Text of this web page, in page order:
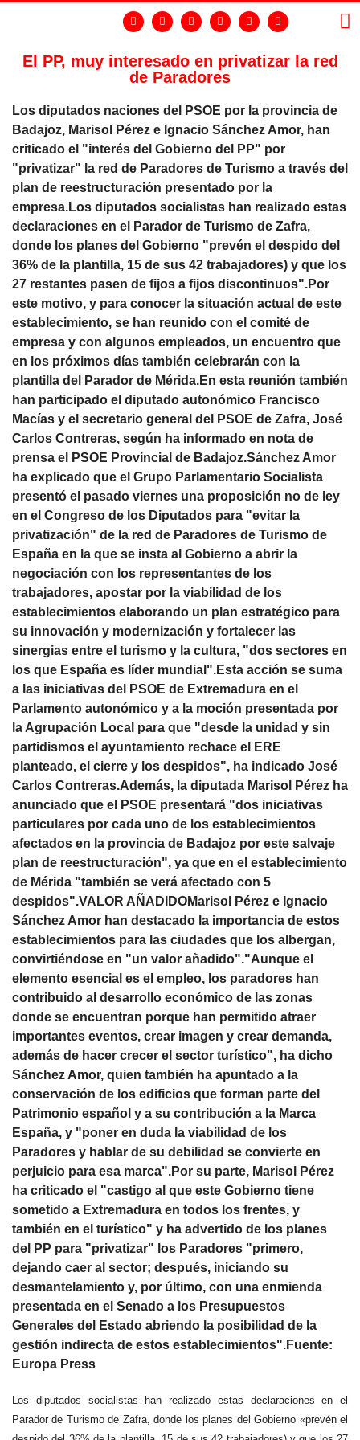
El PP, muy interesado en privatizar la red
de Paradores
Los diputados naciones del PSOE por la provincia de
Badajoz, Marisol Pérez e Ignacio Sánchez Amor, han
criticado el "interés del Gobierno del PP" por
"privatizar" la red de Paradores de Turismo a través del
plan de reestructuración presentado por la
empresa.Los diputados socialistas han realizado estas
declaraciones en el Parador de Turismo de Zafra,
donde los planes del Gobierno "prevén el despido del
36% de la plantilla, 15 de sus 42 trabajadores) y que los
27 restantes pasen de fijos a fijos discontinuos".Por
este motivo, y para conocer la situación actual de este
establecimiento, se han reunido con el comité de
empresa y con algunos empleados, un encuentro que
en los próximos días también celebrarán con la
plantilla del Parador de Mérida.En esta reunión también
han participado el diputado autonómico Francisco
Macías y el secretario general del PSOE de Zafra, José
Carlos Contreras, según ha informado en nota de
prensa el PSOE Provincial de Badajoz.Sánchez Amor
ha explicado que el Grupo Parlamentario Socialista
presentó el pasado viernes una proposición no de ley
en el Congreso de los Diputados para "evitar la
privatización" de la red de Paradores de Turismo de
España en la que se insta al Gobierno a abrir la
negociación con los representantes de los
trabajadores, apostar por la viabilidad de los
establecimientos elaborando un plan estratégico para
su innovación y modernización y fortalecer las
sinergias entre el turismo y la cultura, "dos sectores en
los que España es líder mundial".Esta acción se suma
a las iniciativas del PSOE de Extremadura en el
Parlamento autonómico y a la moción presentada por
la Agrupación Local para que "desde la unidad y sin
partidismos el ayuntamiento rechace el ERE
planteado, el cierre y los despidos", ha indicado José
Carlos Contreras.Además, la diputada Marisol Pérez ha
anunciado que el PSOE presentará "dos iniciativas
particulares por cada uno de los establecimientos
afectados en la provincia de Badajoz por este salvaje
plan de reestructuración", ya que en el establecimiento
de Mérida "también se verá afectado con 5
despidos".VALOR AÑADIDOMarisol Pérez e Ignacio
Sánchez Amor han destacado la importancia de estos
establecimientos para las ciudades que los albergan,
convirtiéndose en "un valor añadido"."Aunque el
elemento esencial es el empleo, los paradores han
contribuido al desarrollo económico de las zonas
donde se encuentran porque han permitido atraer
importantes eventos, crear imagen y crear demanda,
además de hacer crecer el sector turístico", ha dicho
Sánchez Amor, quien también ha apuntado a la
conservación de los edificios que forman parte del
Patrimonio español y a su contribución a la Marca
España, y "poner en duda la viabilidad de los
Paradores y hablar de su debilidad se convierte en
perjuicio para esa marca".Por su parte, Marisol Pérez
ha criticado el "castigo al que este Gobierno tiene
sometido a Extremadura en todos los frentes, y
también en el turístico" y ha advertido de los planes
del PP para "privatizar" los Paradores "primero,
dejando caer al sector; después, iniciando su
desmantelamiento y, por último, con una enmienda
presentada en el Senado a los Presupuestos
Generales del Estado abriendo la posibilidad de la
gestión indirecta de estos establecimientos".Fuente:
Europa Press
Los diputados socialistas han realizado estas declaraciones en el
Parador de Turismo de Zafra, donde los planes del Gobierno «prevén el